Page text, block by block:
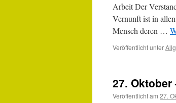
Arbeit Der
Vernunft ist in
Mensch deren …
Veröffentlicht unter
27.
Veröffentlicht am 27.